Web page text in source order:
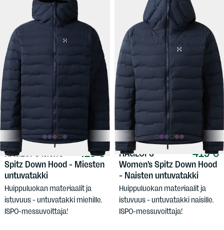
419 €
HAGLÖFS Men's
Spitz Down Hood - Miesten
untuvatakki
Huippuluokan materiaalit ja
istuvuus - untuvatakki miehille.
ISPO-messuvoittaja!
419 €
HAGLÖFS
Women's Spitz Down Hood
- Naisten untuvatakki
Huippuluokan materiaalit ja
istuvuus - untuvatakki naisille.
ISPO-messuvoittaja!